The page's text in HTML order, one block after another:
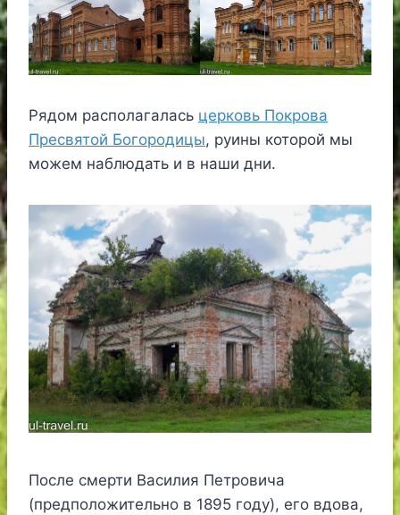
Рядом располагалась церковь Покрова
Пресвятой Богородицы, руины которой мы
можем наблюдать и в наши дни.
После смерти Василия Петровича
(предположительно в 1895 году), его вдова,